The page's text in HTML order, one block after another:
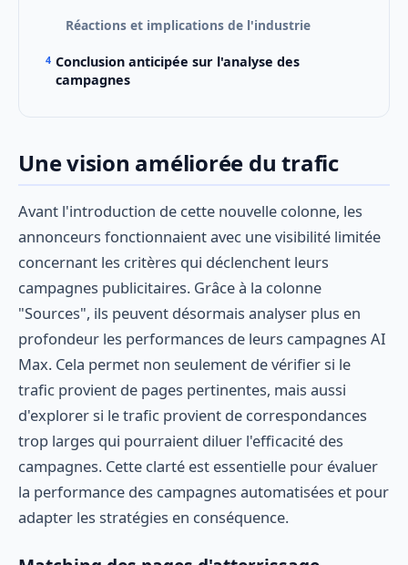
Réactions et implications de l'industrie
Conclusion anticipée sur l'analyse des
campagnes
Une vision améliorée du trafic
Avant l'introduction de cette nouvelle colonne, les
annonceurs fonctionnaient avec une visibilité limitée
concernant les critères qui déclenchent leurs
campagnes publicitaires. Grâce à la colonne
"Sources", ils peuvent désormais analyser plus en
profondeur les performances de leurs campagnes AI
Max. Cela permet non seulement de vérifier si le
trafic provient de pages pertinentes, mais aussi
d'explorer si le trafic provient de correspondances
trop larges qui pourraient diluer l'efficacité des
campagnes. Cette clarté est essentielle pour évaluer
la performance des campagnes automatisées et pour
adapter les stratégies en conséquence.